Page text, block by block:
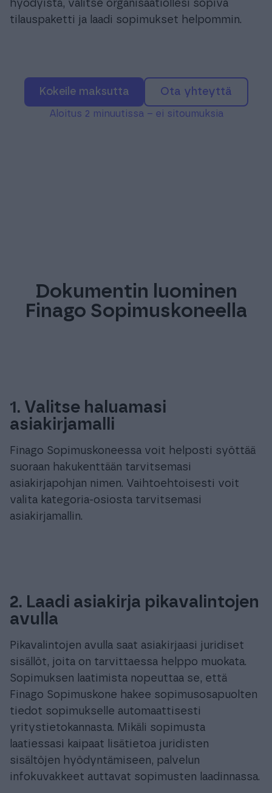
hyödyistä, valitse organisaatiollesi sopiva
tilauspaketti ja laadi sopimukset helpommin.
Kokeile maksutta Ota yhteyttä
Aloitus 2 minuutissa – ei sitoumuksia
Dokumentin luominen
Finago Sopimuskoneella
1. Valitse haluamasi
asiakirjamalli
Finago Sopimuskoneessa voit helposti syöttää
suoraan hakukenttään tarvitsemasi
asiakirjapohjan nimen. Vaihtoehtoisesti voit
valita kategoria-osiosta tarvitsemasi
asiakirjamallin.
2. Laadi asiakirja pikavalintojen
avulla
Pikavalintojen avulla saat asiakirjaasi juridiset
sisällöt, joita on tarvittaessa helppo muokata.
Sopimuksen laatimista nopeuttaa se, että
Finago Sopimuskone hakee sopimusosapuolten
tiedot sopimukselle automaattisesti
yritystietokannasta. Mikäli sopimusta
laatiessasi kaipaat lisätietoa juridisten
sisältöjen hyödyntämiseen, palvelun
infokuvakkeet auttavat sopimusten laadinnassa.